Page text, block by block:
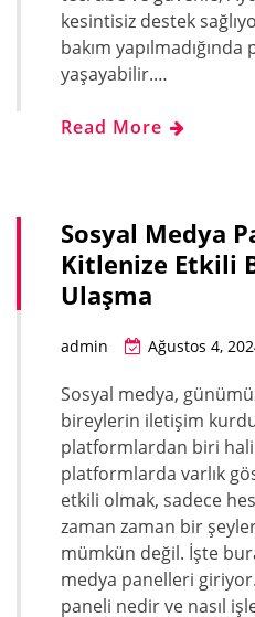
kesintisiz destek
bakım
yaşayabilir.…
Read More
Sosyal Medya
Kitlenize Etkili
Ulaşma
admin Ağustos 4,
Sosyal medya,
bireylerin iletişim
platformlardan biri
platformlarda varlık
etkili olmak, sadece
zaman zaman bir
mümkün değil. İşte
medya panelleri
paneli nedir ve nasıl